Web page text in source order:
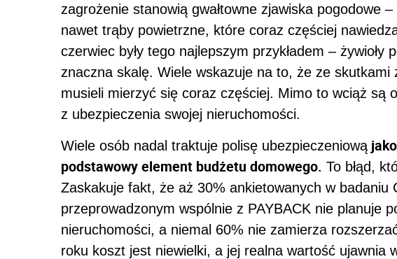
zagrożenie stanowią gwałtowne zjawiska pogodowe
nawet trąby powietrzne, które coraz częściej
czerwiec były tego najlepszym przykładem – żywioły
znaczna skalę. Wiele wskazuje na to, że ze
musieli mierzyć się coraz częściej. Mimo to wciąż są
z ubezpieczenia swojej nieruchomości.
Wiele osób nadal traktuje polisę ubezpieczeniową
podstawowy element budżetu domowego. To błąd,
Zaskakuje fakt, że aż 30% ankietowanych w badaniu
przeprowadzonym wspólnie z PAYBACK nie planuje
nieruchomości, a niemal 60% nie zamierza
roku koszt jest niewielki, a jej realna wartość ujawnia